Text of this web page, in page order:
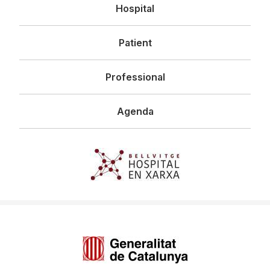
principal
Hospital
Patient
Professional
Agenda